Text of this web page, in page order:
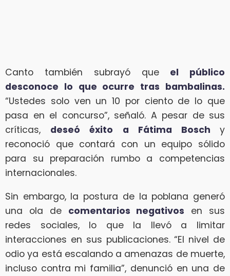
Canto también subrayó que el público
desconoce lo que ocurre tras bambalinas.
“Ustedes solo ven un 10 por ciento de lo que
pasa en el concurso”, señaló. A pesar de sus
críticas, deseó éxito a Fátima Boschy
reconoció que contará con un equipo sólido
para su preparación rumbo a competencias
internacionales.
Sin embargo, la postura de la poblana generó
una ola de comentarios negativos en sus
redes sociales, lo que la llevó a limitar
interacciones en sus publicaciones. “El nivel de
odio ya está escalando a amenazas de muerte,
incluso contra mi familia”, denunció en una de